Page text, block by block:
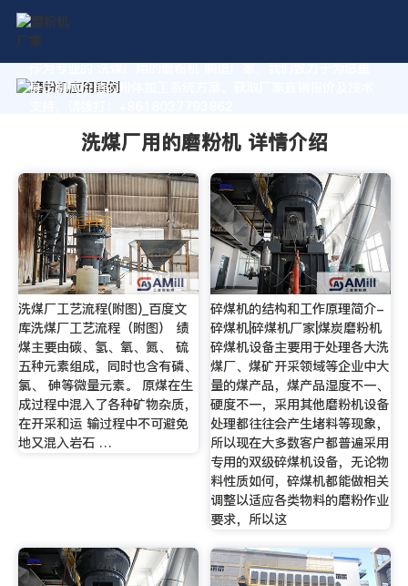
作为专业的 洗煤厂用的磨粉机 制造厂家，我们致力于为您量
身定制高价值的粉体加工系统方案。获取厂家直销报价及技术
洗煤厂用的磨粉机 详情介绍
洗煤厂工艺流程(附图)_百度文
库洗煤厂工艺流程（附图） 绩
煤主要由碳、氢、氧、氮、 硫
五种元素组成，同时也含有磷、
氯、 砷等微量元素。 原煤在生
成过程中混入了各种矿物杂质，
在开采和运 输过程中不可避免
地又混入岩石 …
碎煤机的结构和工作原理简介-
碎煤机|碎煤机厂家|煤炭磨粉机
碎煤机设备主要用于处理各大洗
煤厂、煤矿开采领域等企业中大
量的煤产品，煤产品湿度不一、
硬度不一，采用其他磨粉机设备
处理都往往会产生堵料等现象，
所以现在大多数客户都普遍采用
专用的双级碎煤机设备，无论物
料性质如何，碎煤机都能做相关
调整以适应各类物料的磨粉作业
要求，所以这